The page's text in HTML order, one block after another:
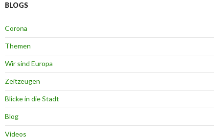
BLOGS
Corona
Themen
Wir sind Europa
Zeitzeugen
Blicke in die Stadt
Blog
Videos